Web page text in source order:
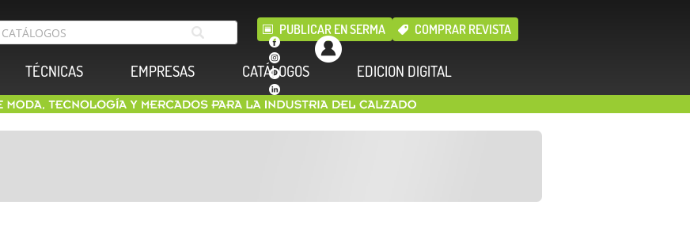
PUBLICAR EN SERMA COMPRAR REVISTA
TÉCNICAS EMPRESAS CATÁLOGOS EDICION DIGITAL